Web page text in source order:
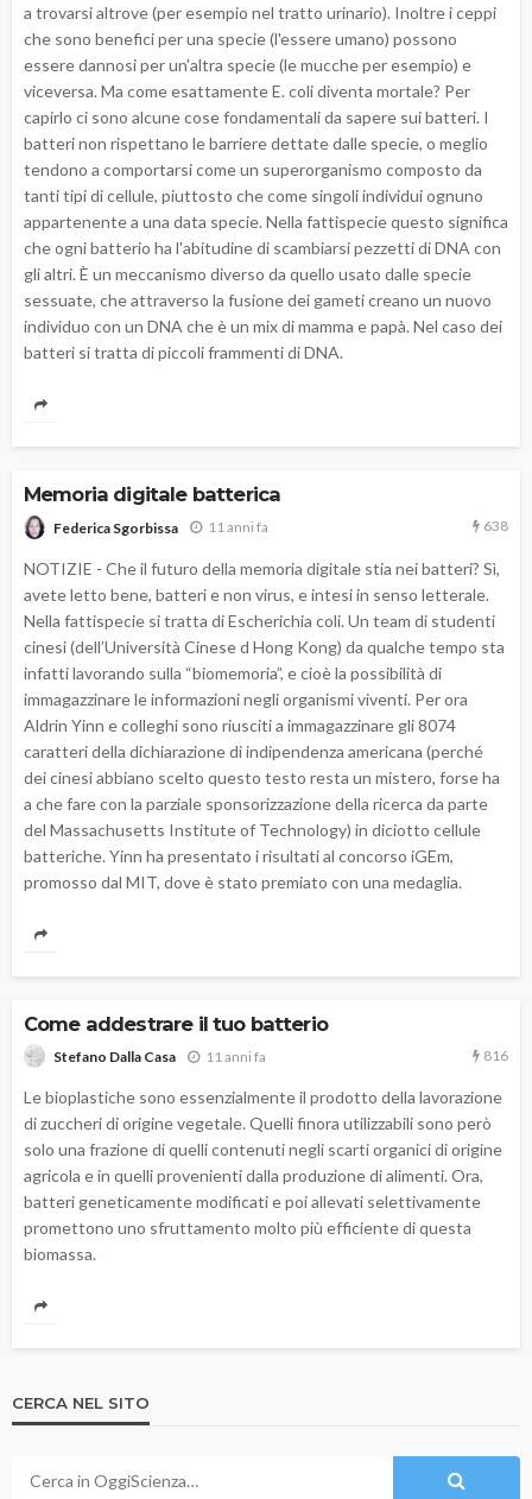
a trovarsi altrove (per esempio nel tratto urinario). Inoltre i ceppi
che sono benefici per una specie (l'essere umano) possono
essere dannosi per un'altra specie (le mucche per esempio) e
viceversa. Ma come esattamente E. coli diventa mortale? Per
capirlo ci sono alcune cose fondamentali da sapere sui batteri. I
batteri non rispettano le barriere dettate dalle specie, o meglio
tendono a comportarsi come un superorganismo composto da
tanti tipi di cellule, piuttosto che come singoli individui ognuno
appartenente a una data specie. Nella fattispecie questo significa
che ogni batterio ha l'abitudine di scambiarsi pezzetti di DNA con
gli altri. È un meccanismo diverso da quello usato dalle specie
sessuate, che attraverso la fusione dei gameti creano un nuovo
individuo con un DNA che è un mix di mamma e papà. Nel caso dei
batteri si tratta di piccoli frammenti di DNA.
Memoria digitale batterica
Federica Sgorbissa 11 anni fa 638
NOTIZIE - Che il futuro della memoria digitale stia nei batteri? Sì,
avete letto bene, batteri e non virus, e intesi in senso letterale.
Nella fattispecie si tratta di Escherichia coli. Un team di studenti
cinesi (dell’Università Cinese d Hong Kong) da qualche tempo sta
infatti lavorando sulla “biomemoria”, e cioè la possibilità di
immagazzinare le informazioni negli organismi viventi. Per ora
Aldrin Yinn e colleghi sono riusciti a immagazzinare gli 8074
caratteri della dichiarazione di indipendenza americana (perché
dei cinesi abbiano scelto questo testo resta un mistero, forse ha
a che fare con la parziale sponsorizzazione della ricerca da parte
del Massachusetts Institute of Technology) in diciotto cellule
batteriche. Yinn ha presentato i risultati al concorso iGEm,
promosso dal MIT, dove è stato premiato con una medaglia.
Come addestrare il tuo batterio
Stefano Dalla Casa 11 anni fa 816
Le bioplastiche sono essenzialmente il prodotto della lavorazione
di zuccheri di origine vegetale. Quelli finora utilizzabili sono però
solo una frazione di quelli contenuti negli scarti organici di origine
agricola e in quelli provenienti dalla produzione di alimenti. Ora,
batteri geneticamente modificati e poi allevati selettivamente
promettono uno sfruttamento molto più efficiente di questa
biomassa.
CERCA NEL SITO